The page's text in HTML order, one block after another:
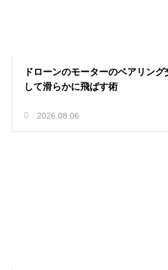
ドローンのモーターのベアリン
して滑らかに飛ばす術
2026.08.06